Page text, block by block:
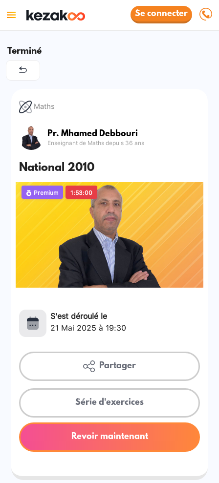
Se connecter
Terminé
Maths
Pr. Mhamed Debbouri
Enseignant de Maths depuis 36 ans
National 2010
Premium 1:53:00
S'est déroulé le
21 Mai 2025 à 19:30
Partager
Série d'exercices
Revoir maintenant